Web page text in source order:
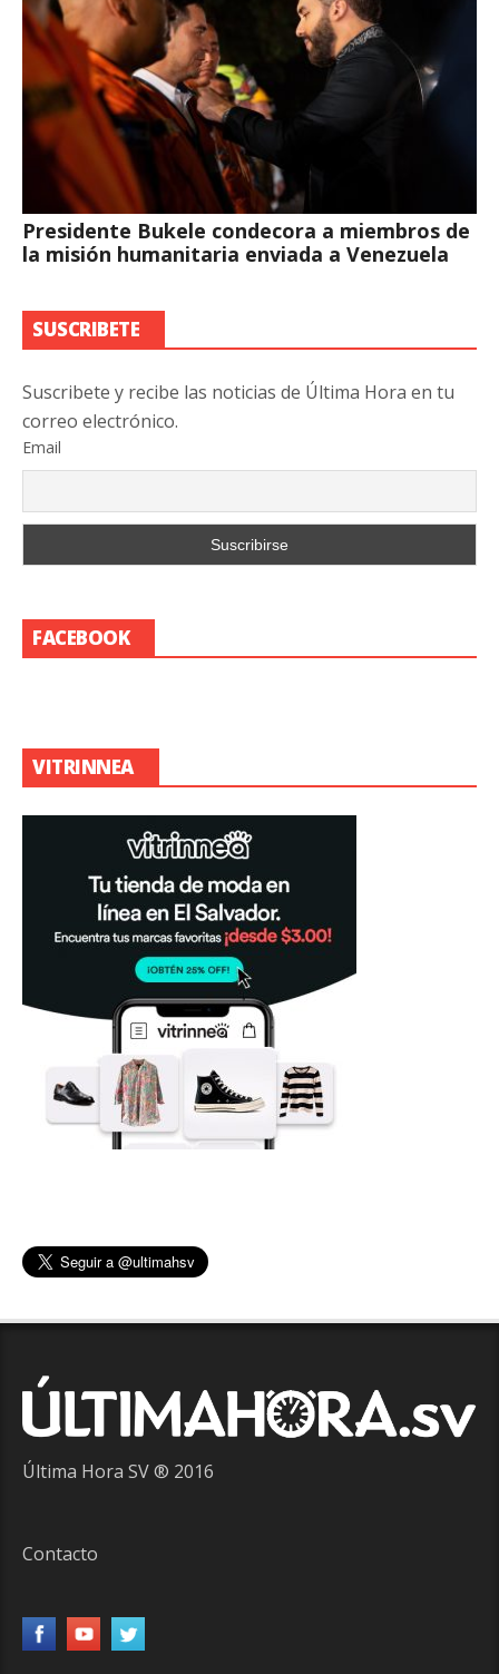
Presidente Bukele condecora a miembros de
la misión humanitaria enviada a Venezuela
SUSCRIBETE
Suscribete y recibe las noticias de Última Hora en tu
correo electrónico.
Email
FACEBOOK
VITRINNEA
Última Hora SV ® 2016
Contacto